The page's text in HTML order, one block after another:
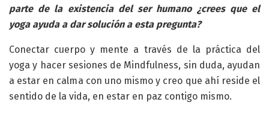
parte de la existencia del ser humano ¿crees que el
yoga ayuda a dar solución a esta pregunta?
Conectar cuerpo y mente a través de la práctica del
yoga y hacer sesiones de Mindfulness, sin duda, ayudan
a estar en calma con uno mismo y creo que ahí reside el
sentido de la vida, en estar en paz contigo mismo.